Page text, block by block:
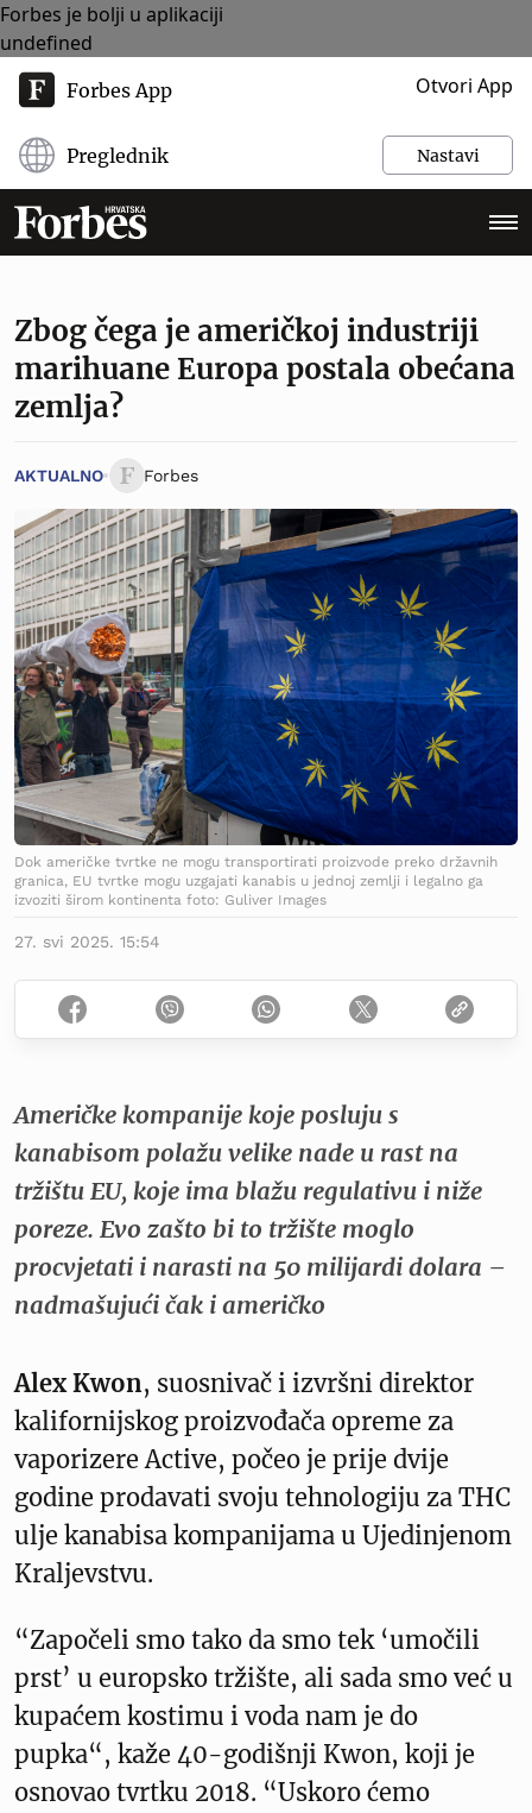
Forbes je bolji u aplikaciji
undefined
Forbes App Otvori App
Preglednik Nastavi
Zbog čega je američkoj industriji
marihuane Europa postala obećana
zemlja?
AKTUALNO Forbes
Dok američke tvrtke ne mogu transportirati proizvode preko državnih
granica, EU tvrtke mogu uzgajati kanabis u jednoj zemlji i legalno ga
izvoziti širom kontinenta foto: Guliver Images
27. svi 2025. 15:54
Američke kompanije koje posluju s
kanabisom polažu velike nade u rast na
tržištu EU, koje ima blažu regulativu i niže
poreze. Evo zašto bi to tržište moglo
procvjetati i narasti na 50 milijardi dolara –
nadmašujući čak i američko
Alex Kwon, suosnivač i izvršni direktor
kalifornijskog proizvođača opreme za
vaporizere Active, počeo je prije dvije
godine prodavati svoju tehnologiju za THC
ulje kanabisa kompanijama u Ujedinjenom
Kraljevstvu.
“Započeli smo tako da smo tek ‘umočili
prst’ u europsko tržište, ali sada smo već u
kupaćem kostimu i voda nam je do
pupka“, kaže 40-godišnji Kwon, koji je
osnovao tvrtku 2018. “Uskoro ćemo